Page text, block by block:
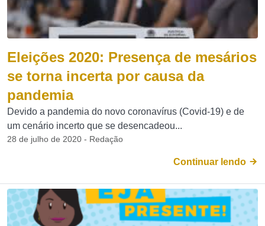
Eleições 2020: Presença de mesários
se torna incerta por causa da
pandemia
Devido a pandemia do novo coronavírus (Covid-19) e de
um cenário incerto que se desencadeou...
28 de julho de 2020 - Redação
Continuar lendo